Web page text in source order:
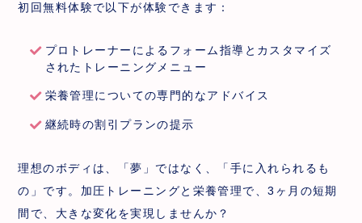
初回無料体験で以下が体験できます：
プロトレーナーによるフォーム指導とカスタマイズ
されたトレーニングメニュー
栄養管理についての専門的なアドバイス
継続時の割引プランの提示
理想のボディは、「夢」ではなく、「手に入れられるも
の」です。加圧トレーニングと栄養管理で、3ヶ月の短期
間で、大きな変化を実現しませんか？